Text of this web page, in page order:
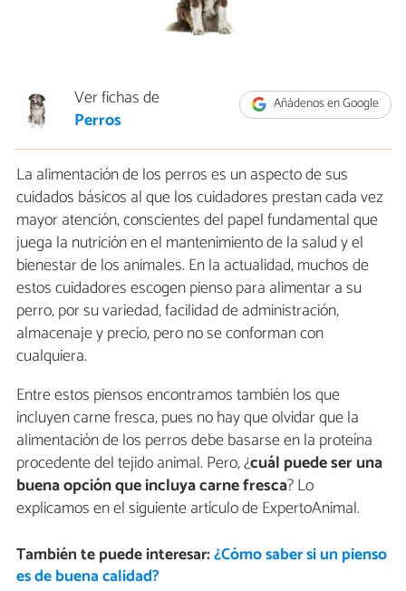
Añádenos en Google
Ver fichas de
Perros
La alimentación de los perros es un aspecto de sus
cuidados básicos al que los cuidadores prestan cada vez
mayor atención, conscientes del papel fundamental que
juega la nutrición en el mantenimiento de la salud y el
bienestar de los animales. En la actualidad, muchos de
estos cuidadores escogen pienso para alimentar a su
perro, por su variedad, facilidad de administración,
almacenaje y precio, pero no se conforman con
cualquiera.
Entre estos piensos encontramos también los que
incluyen carne fresca, pues no hay que olvidar que la
alimentación de los perros debe basarse en la proteína
procedente del tejido animal. Pero, ¿cuál puede ser una
buena opción que incluya carne fresca? Lo
explicamos en el siguiente artículo de ExpertoAnimal.
También te puede interesar:¿Cómo saber si un pienso
es de buena calidad?